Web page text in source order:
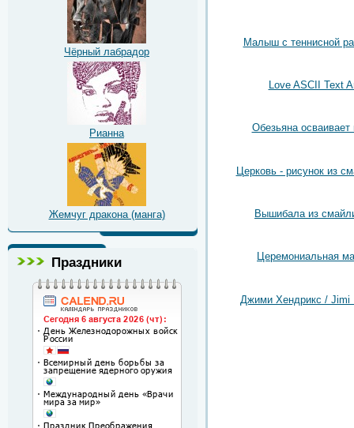
Чёрный лабрадор
Рианна
Жемчуг дракона (манга)
Праздники
Малыш с теннисной
Love ASCII Text
Обезьяна осваивает
Церковь - рисунок из
Вышибала из
Церемониальная
Джими Хендрикс / Jimi